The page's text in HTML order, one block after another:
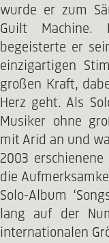
wurde er zum
Guilt Machine.
begeisterte er
einzigartigen
großen Kraft,
Herz geht. Als
Musiker ohne
mit Arid an und
2003
die
Solo-Album
lang auf der
internationalen